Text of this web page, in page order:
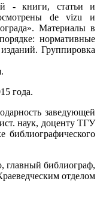
- книги, статьи и
de vizu и
Материалы в
нормативные
Группировка
года.
заведующей
наук, доценту ТГУ
библиографического
библиограф,
отделом